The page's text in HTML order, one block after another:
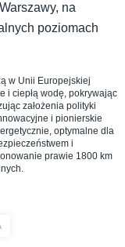
na
poziomach
w Unii Europejskiej
i ciepłą wodę, pokrywając
założenia polityki
i pionierskie
optymalne dla
i
prawie 1800 km